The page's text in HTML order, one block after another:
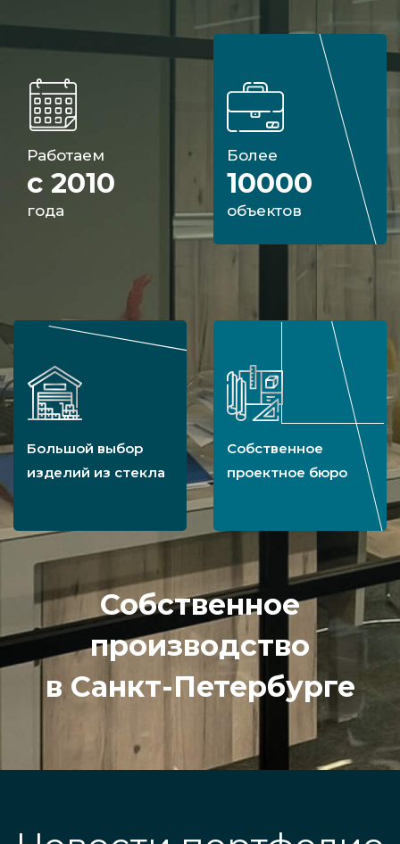
Работаем
с 2010
года
Более
10000
объектов
Большой выбор
изделий из стекла
Собственное
проектное бюро
Собственное
производство
в Санкт-Петербурге